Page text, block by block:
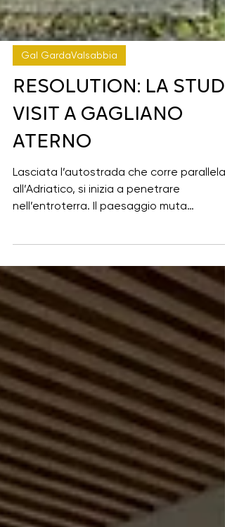
Gal GardaValsabbia
RESOLUTION: LA
VISIT A GAGLIANO
ATERNO
Lasciata l’autostrada che corre parallela
ulivi cedono il passo a una strada a
tornanti, una gola profonda si apre sulla
destra, piccoli paesi si susseguono in
lontananza, uno dei quali arroccato su un
crinale. Ciò che colpisce, prima ancora del
borgo, sono le gru visibili tra i tetti. Le gru
della ricostruzione post-sisma si
contro il cielo come un p